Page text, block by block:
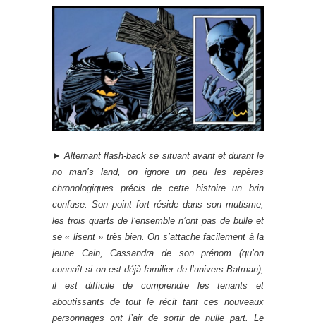
►Alternant flash-back se situant avant et durant le
no man’s land, on ignore un peu les repères
chronologiques précis de cette histoire un brin
confuse. Son point fort réside dans son mutisme,
les trois quarts de l’ensemble n’ont pas de bulle et
se « lisent » très bien. On s’attache facilement à la
jeune Cain, Cassandra de son prénom (qu’on
connaît si on est déjà familier de l’univers Batman),
il est difficile de comprendre les tenants et
aboutissants de tout le récit tant ces nouveaux
personnages ont l’air de sortir de nulle part. Le